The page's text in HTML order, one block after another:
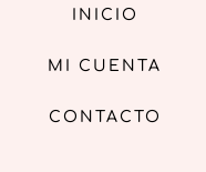
INICIO
MI CUENTA
CONTACTO